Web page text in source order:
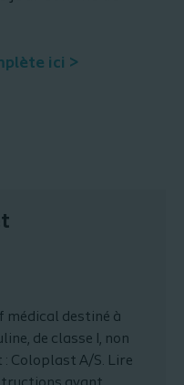
ici >
médical destiné à
de classe I, non
Coloplast A/S. Lire